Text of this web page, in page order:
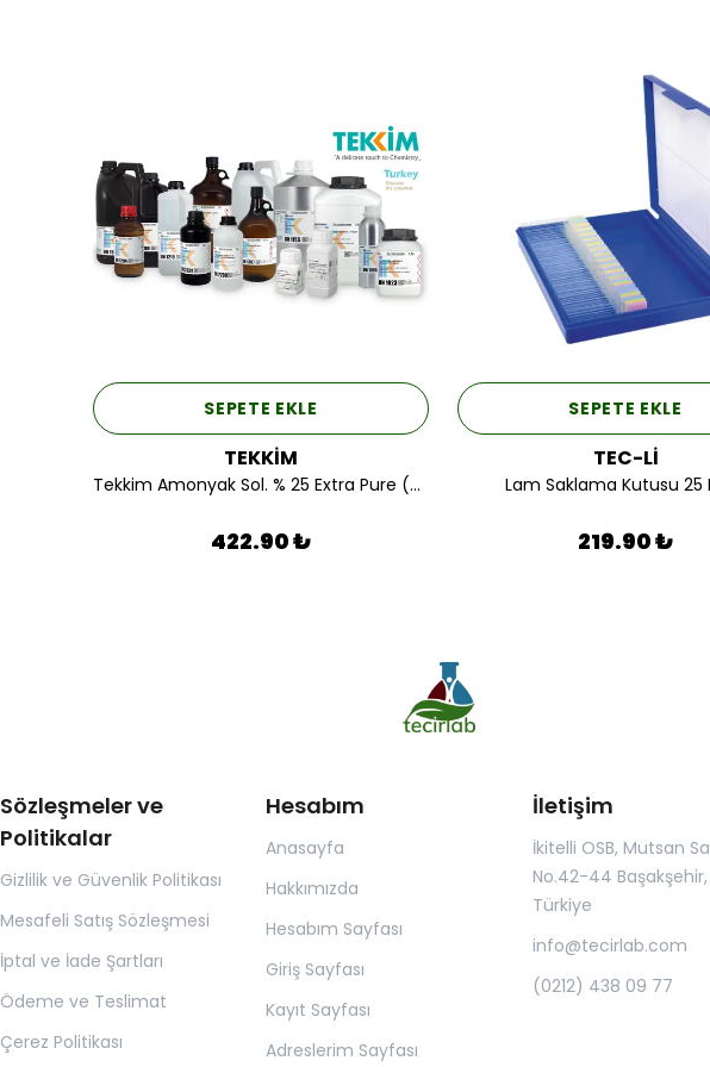
SEPETE EKLE
TEKKİM
Tekkim Amonyak Sol. % 25 Extra Pure (Plastik Ambalaj) 2,5LT.
422.90 ₺
SEPETE EKLE
TEC-Lİ
Lam Saklama Kutusu 25
219.90 ₺
Sözleşmeler ve
Politikalar
Gizlilik ve Güvenlik Politikası
Mesafeli Satış Sözleşmesi
İptal ve İade Şartları
Ödeme ve Teslimat
Çerez Politikası
Hesabım
Anasayfa
Hakkımızda
Hesabım Sayfası
Giriş Sayfası
Kayıt Sayfası
Adreslerim Sayfası
İletişim
İkitelli OSB, Mutsan
No.42-44
Türkiye
info@tecirlab.com
(0212) 438 09 77